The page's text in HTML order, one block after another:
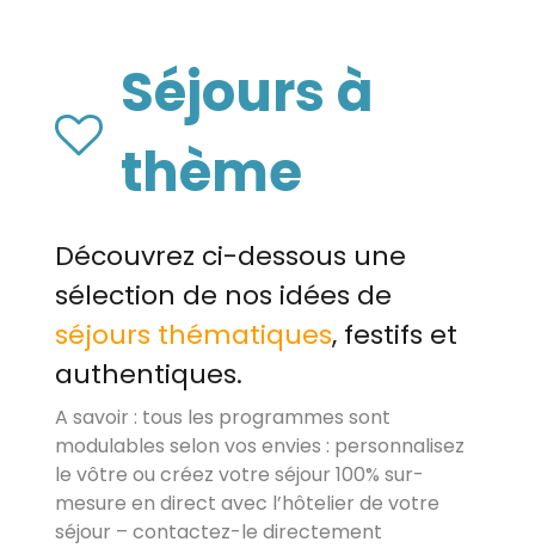
Séjours à
thème
Découvrez ci-dessous une
sélection de nos idées de
séjours thématiques, festifs et
authentiques.
A savoir : tous les programmes sont
modulables selon vos envies : personnalisez
le vôtre ou créez votre séjour 100% sur-
mesure en direct avec l’hôtelier de votre
séjour – contactez-le directement